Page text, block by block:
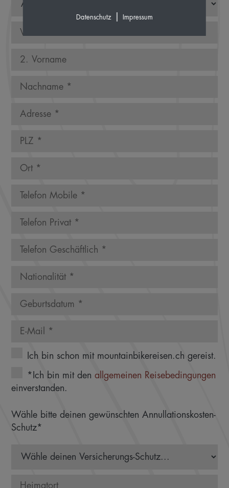
Ich bin schon mit mountainbikereisen.ch gereist.
*Ich bin mit den allgemeinen Reisebedingungen
einverstanden.
Wähle bitte deinen gewünschten Annullationskosten-
Schutz*
Datenschutz| Impressum